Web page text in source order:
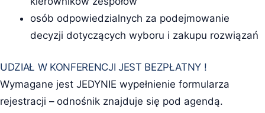
osób odpowiedzialnych za podejmowanie
decyzji dotyczących wyboru i zakupu rozwiązań
UDZIAŁ W KONFERENCJI JEST BEZPŁATNY !
Wymagane jest JEDYNIE wypełnienie formularza
rejestracji – odnośnik znajduje się pod agendą.